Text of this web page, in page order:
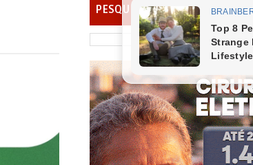
PESQUISAR EM NOSSO PORTAL